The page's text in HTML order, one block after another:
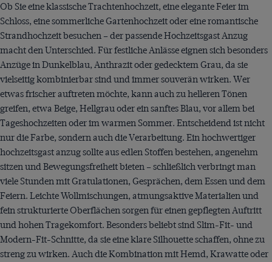
Ob Sie eine klassische Trachtenhochzeit, eine elegante Feier im
Schloss, eine sommerliche Gartenhochzeit oder eine romantische
Strandhochzeit besuchen – der passende Hochzeitsgast Anzug
macht den Unterschied. Für festliche Anlässe eignen sich besonders
Anzüge in Dunkelblau, Anthrazit oder gedecktem Grau, da sie
vielseitig kombinierbar sind und immer souverän wirken. Wer
etwas frischer auftreten möchte, kann auch zu helleren Tönen
greifen, etwa Beige, Hellgrau oder ein sanftes Blau, vor allem bei
Tageshochzeiten oder im warmen Sommer. Entscheidend ist nicht
nur die Farbe, sondern auch die Verarbeitung. Ein hochwertiger
hochzeitsgast anzug sollte aus edlen Stoffen bestehen, angenehm
sitzen und Bewegungsfreiheit bieten – schließlich verbringt man
viele Stunden mit Gratulationen, Gesprächen, dem Essen und dem
Feiern. Leichte Wollmischungen, atmungsaktive Materialien und
fein strukturierte Oberflächen sorgen für einen gepflegten Auftritt
und hohen Tragekomfort. Besonders beliebt sind Slim-Fit- und
Modern-Fit-Schnitte, da sie eine klare Silhouette schaffen, ohne zu
streng zu wirken. Auch die Kombination mit Hemd, Krawatte oder